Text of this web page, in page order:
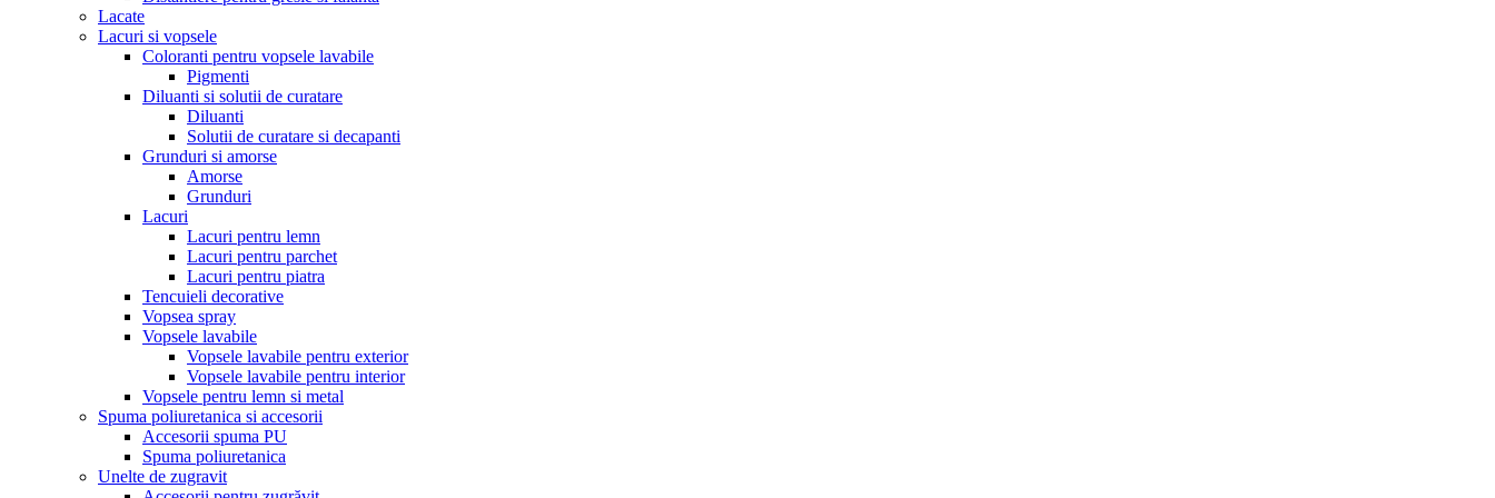
Lacate
Lacuri si vopsele
Coloranti pentru vopsele lavabile
Pigmenti
Diluanti si solutii de curatare
Diluanti
Solutii de curatare si decapanti
Grunduri si amorse
Amorse
Grunduri
Lacuri
Lacuri pentru lemn
Lacuri pentru parchet
Lacuri pentru piatra
Tencuieli decorative
Vopsea spray
Vopsele lavabile
Vopsele lavabile pentru exterior
Vopsele lavabile pentru interior
Vopsele pentru lemn si metal
Spuma poliuretanica si accesorii
Accesorii spuma PU
Spuma poliuretanica
Unelte de zugravit